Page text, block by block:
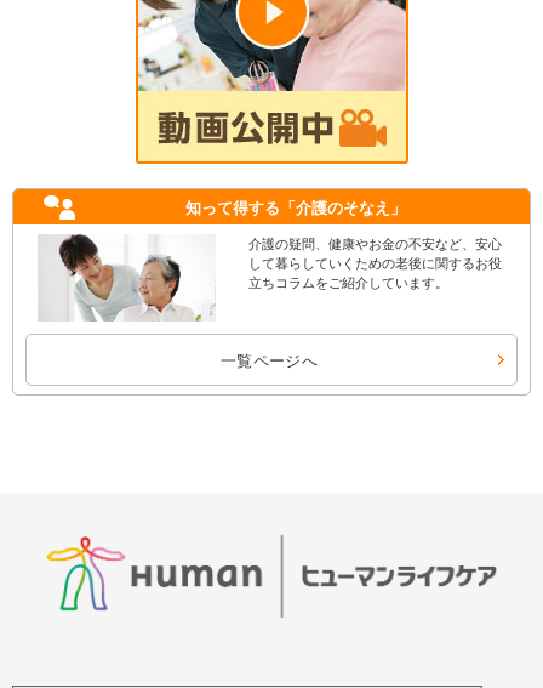
知って得する 「介護のそなえ」
介護の疑問、健康やお金の不安など、安心
して暮らしていくための老後に関するお役
立ちコラムをご紹介しています。
一覧ページへ